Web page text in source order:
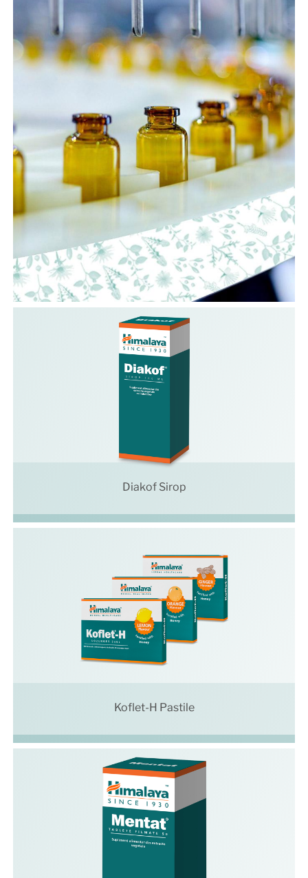
Diakof Sirop
Koflet-H Pastile